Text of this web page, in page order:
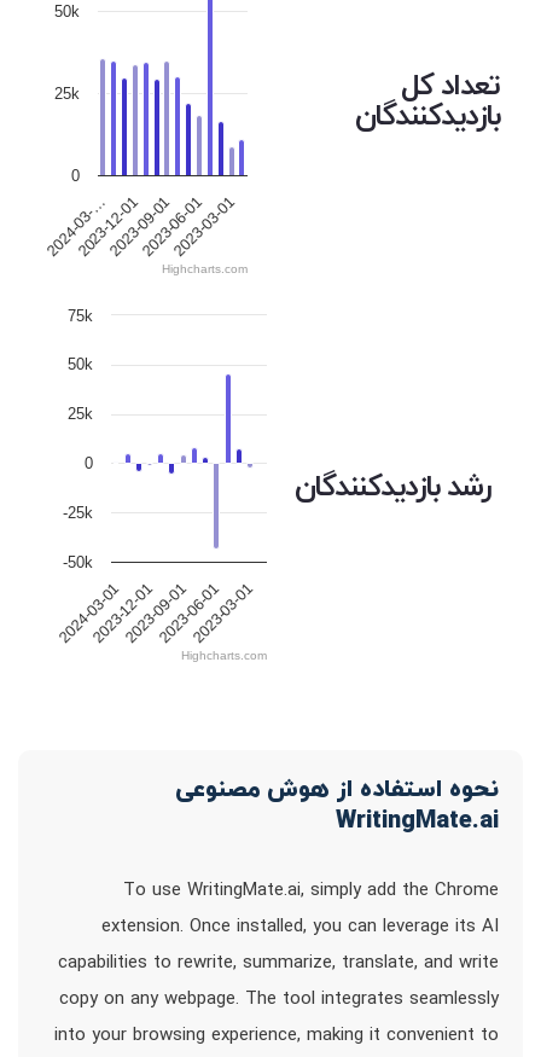
تعداد کل
بازدیدکنندگان
2024-03-…
2023-12-012023-09-012023-06-01
2023-03-01
0
25k
50k
Highcharts.com
رشد بازدیدکنندگان
2024-03-01
2023-12-012023-09-012023-06-012023-03-01
-50k
-25k
0
25k
50k
75k
Highcharts.com
نحوه استفاده از هوش مصنوعی
WritingMate.ai
To use WritingMate.ai, simply add the Chrome
extension. Once installed, you can leverage its AI
capabilities to rewrite, summarize, translate, and write
copy on any webpage. The tool integrates seamlessly
into your browsing experience, making it convenient to